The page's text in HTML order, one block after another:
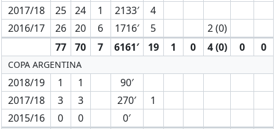
2017/18
25 24 1 2133′
4
2016/17
26 20 6 1716′ 5
2 (0)
77
70 7 6161′ 19 1 0 4 (0) 0 0
COPA ARGENTINA
2018/19 1 1
90′
2017/18
3 3 270′
1
2015/16
0 0
0′